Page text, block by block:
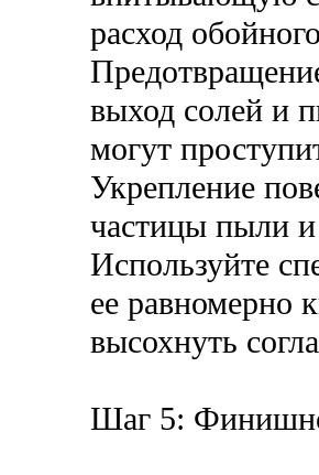
расход
выход солей и
могут
Укрепление
частицы пыли и
Используйте
ее равномерно
высохнуть
Шаг 5: